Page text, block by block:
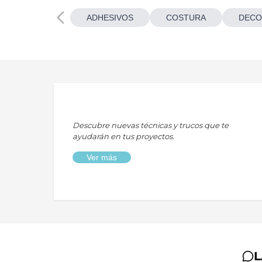
ADHESIVOS COSTURA
Descubre nuevas técnicas y trucos que te
ayudarán en tus proyectos.
Ver más